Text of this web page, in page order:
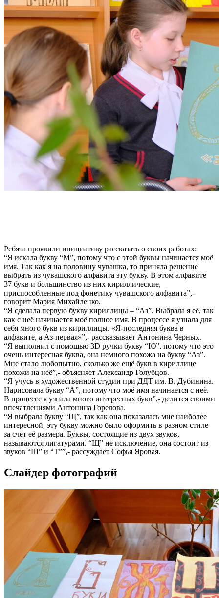
Ребята проявили инициативу рассказать о своих работах:
“Я искала букву “М”, потому что с этой буквы начинается моё
имя. Так как я на половину чувашка, то приняла решение
выбрать из чувашского алфавита эту букву. В этом алфавите
37 букв и большинство из них кириллические,
приспособленные под фонетику чувашского алфавита”,-
говорит Мария Михайленко.
“Я сделала первую букву кириллицы – “Аз”. Выбрала я её, так
как с неё начинается моё полное имя. В процессе я узнала для
себя много букв из кириллицы. «Я-последняя буква в
алфавите, а Аз-первая»”,- рассказывает Антонина Черных.
“Я выполнил с помощью 3D ручки букву “Ю”, потому что это
очень интересная буква, она немного похожа на букву “Аз”.
Мне стало любопытно, сколько же ещё букв в кириллице
похожи на неё”,- объясняет Александр Голубцов.
“Я учусь в художественной студии при ДДТ им. В. Дубинина.
Нарисовала букву “А”, потому что моё имя начинается с неё.
В процессе я узнала много интересных букв”,- делится своими
впечатлениями Антонина Горелова.
“Я выбрала букву “Щ”, так как она показалась мне наиболее
интересной, эту букву можно было оформить в разном стиле
за счёт её размера. Буквы, состоящие из двух звуков,
называются лигатурами. “Щ” не исключение, она состоит из
звуков “Ш” и “Т””,- рассуждает Софья Яровая.
Слайдер фотографий